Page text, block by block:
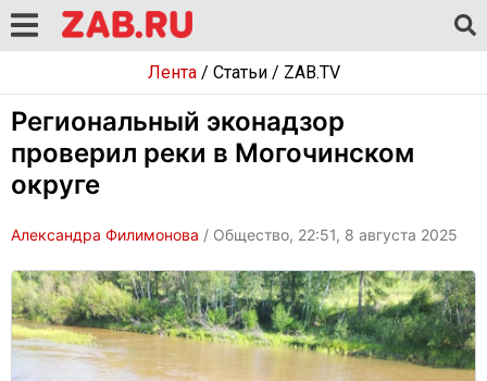
Лента/ Статьи/ ZAB.TV
Региональный эконадзор
проверил реки в Могочинском
округе
Александра Филимонова / Общество, 22:51, 8 августа 2025